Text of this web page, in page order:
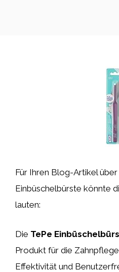
Für Ihren Blog-Artikel über
Einbüschelbürste könnte
lauten:
Die TePe
Produkt für die
Effektivität und